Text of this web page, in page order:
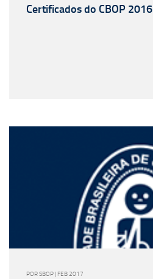
Certificados do CBOP 2016
POR SBOP | FEB 2017